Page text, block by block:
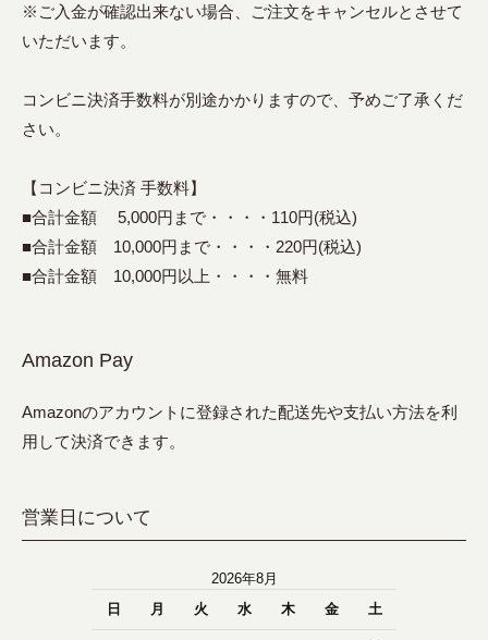
※ご入金が確認出来ない場合、ご注文をキャンセルとさせて
いただいます。
コンビニ決済手数料が別途かかりますので、予めご了承くだ
さい。
【コンビニ決済 手数料】
■合計金額 5,000円まで・・・・110円(税込)
■合計金額 10,000円まで・・・・220円(税込)
■合計金額 10,000円以上・・・・無料
Amazon Pay
Amazonのアカウントに登録された配送先や支払い方法を利
用して決済できます。
営業日について
2026年8月
日
月 火 水 木 金 土